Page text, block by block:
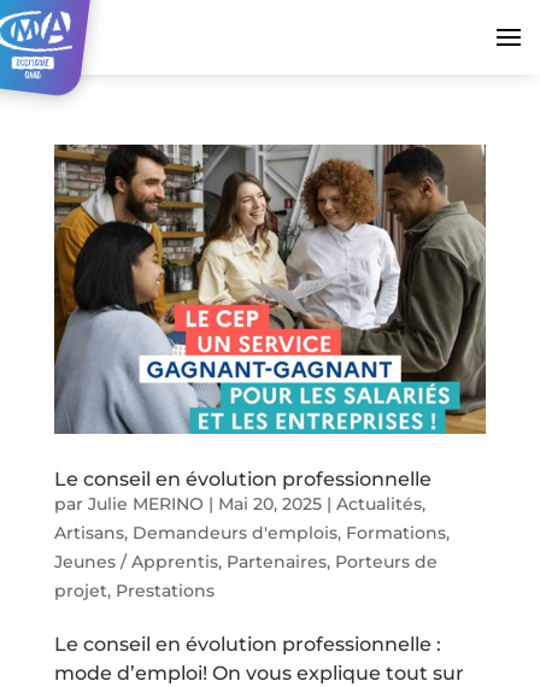
Le conseil en évolution professionnelle
par Julie MERINO | Mai 20, 2025| Actualités,
Artisans, Demandeurs d'emplois, Formations,
Jeunes / Apprentis, Partenaires, Porteurs de
projet, Prestations
Le conseil en évolution professionnelle :
mode d’emploi! On vous explique tout sur